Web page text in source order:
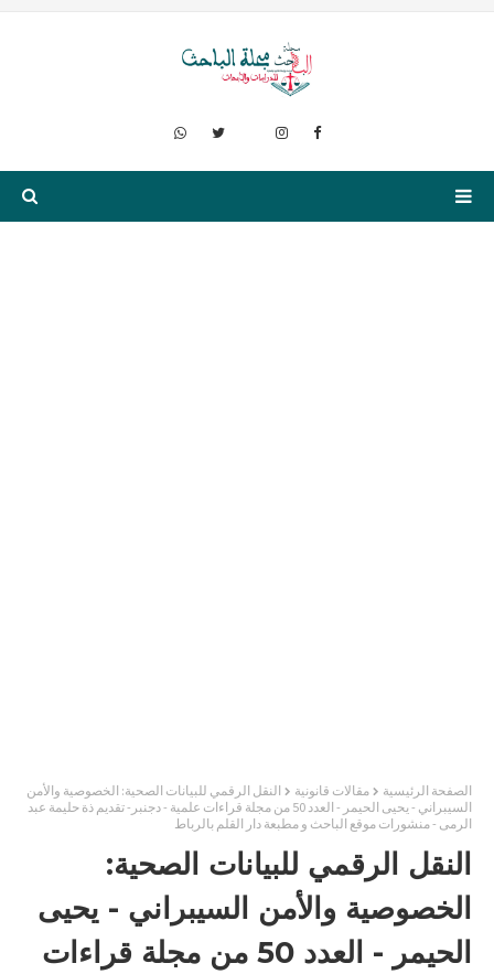
الصفحة الرئيسية مقالات قانونية
النقل الرقمي للبيانات الصحية: الخصوصية والأمن
السيبراني - يحيى الحيمر - العدد 50 من مجلة قراءات علمية - دجنبر- تقديم ذة حليمة عبد
الرمى - منشورات موقع الباحث و مطبعة دار القلم بالرباط
النقل الرقمي للبيانات الصحية:
الخصوصية والأمن السيبراني - يحيى
الحيمر - العدد 50 من مجلة قراءات